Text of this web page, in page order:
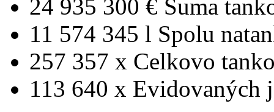
24 935 300 € Suma
11 574 345 l Spolu
257 357 x Celkovo
113 640 x Evidovaných